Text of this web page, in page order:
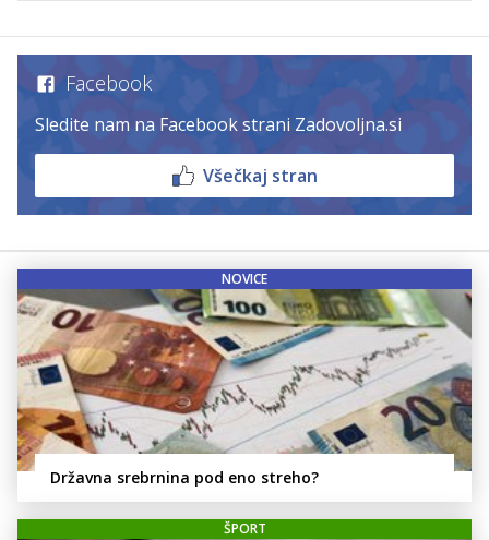
Facebook
Sledite nam na Facebook strani Zadovoljna.si
Všečkaj stran
NOVICE
Državna srebrnina pod eno streho?
ŠPORT